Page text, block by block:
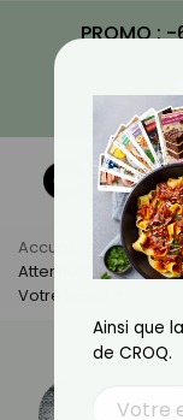
PROMO :
Accueil Actus
Attention Aux
Votre Santé ?
Ainsi que
de CROQ.